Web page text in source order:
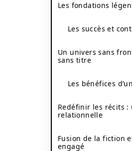
Les fondations
Les succès et
Un univers sans
sans titre
Les bénéfices
Redéfinir les récits
relationnelle
Fusion de la fiction
engagé